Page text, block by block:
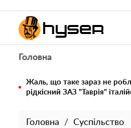
Головна
Жаль, що таке зараз не
рідкісний ЗАЗ "Таврія"
Головна Суспільство